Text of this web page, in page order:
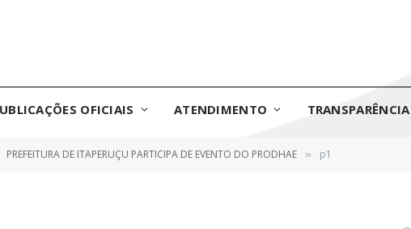
OFICIAIS ATENDIMENTO TRANSPARÊNCIA
PREFEITURA DE ITAPERUÇU PARTICIPA DE EVENTO DO PRODHAE » p1